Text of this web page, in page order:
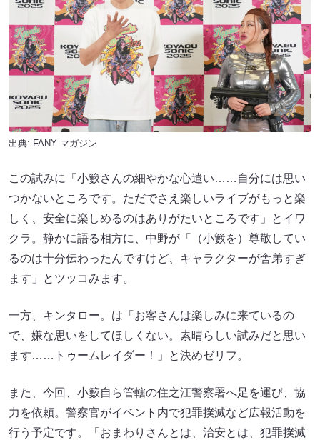
出典: FANY マガジン
この試みに「小籔さんの細やかな心遣い……自分には思い
つかないところです。ただでさえ楽しいライブがもっと楽
しく、安全に楽しめるのはありがたいところです」とイワ
クラ。静かに語る相方に、中野が「（小籔を）尊敬してい
るのは十分伝わったんですけど、キャラクターが舎弟すぎ
ます」とツッコみます。
一方、キンタロー。は「お客さんは楽しみに来ているの
で、嫌な思いをしてほしくない。素晴らしい試みだと思い
ます……トゥームレイダー！」と決めゼリフ。
また、今回、小籔自ら管轄の住之江警察署へ足を運び、協
力を依頼。警察官がイベント内で犯罪撲滅など広報活動を
行う予定です。「おまわりさんとは、治安とは、犯罪撲滅